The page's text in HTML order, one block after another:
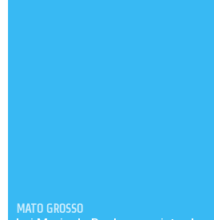
MATO GROSSO